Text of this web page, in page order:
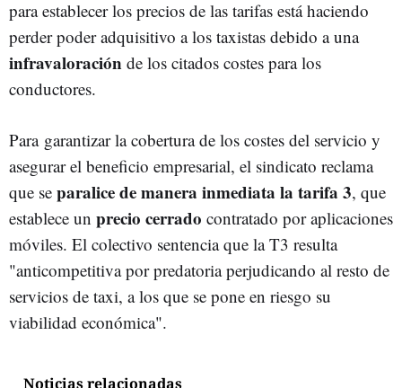
para establecer los precios de las tarifas está haciendo
perder poder adquisitivo a los taxistas debido a una
infravaloración de los citados costes para los
conductores.
Para garantizar la cobertura de los costes del servicio y
asegurar el beneficio empresarial, el sindicato reclama
que se paralice de manera inmediata la tarifa 3, que
establece un precio cerrado contratado por aplicaciones
móviles. El colectivo sentencia que la T3 resulta
"anticompetitiva por predatoria perjudicando al resto de
servicios de taxi, a los que se pone en riesgo su
viabilidad económica".
Noticias relacionadas